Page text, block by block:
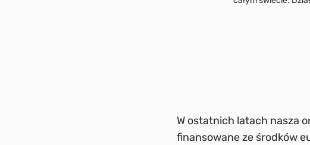
W ostatnich latach nasza
finansowane ze środków